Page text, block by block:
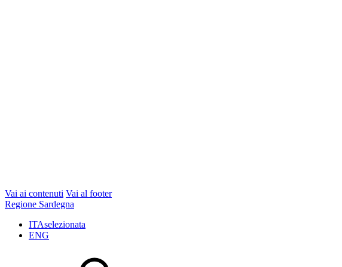
Vai ai contenuti Vai al footer
Regione Sardegna
ITAselezionata
ENG